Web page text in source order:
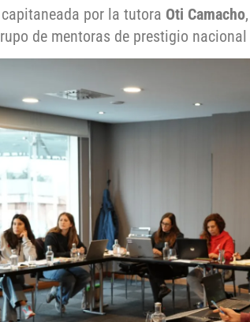
por la tutora Oti Camacho
de mentoras de prestigio